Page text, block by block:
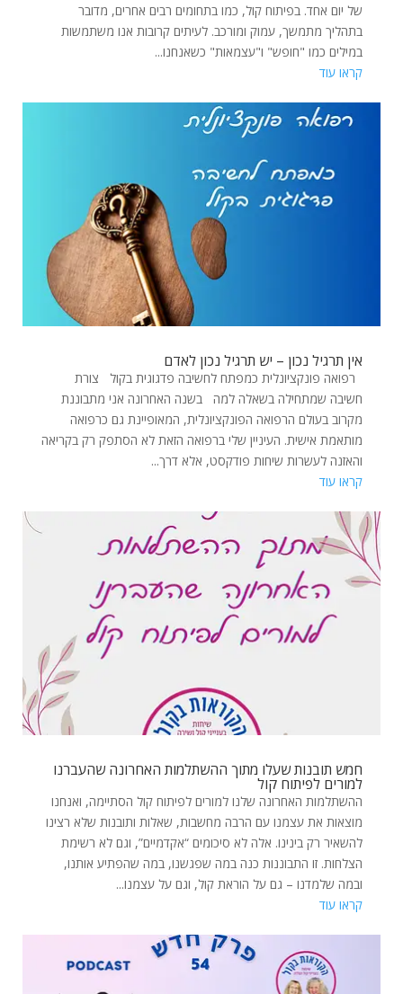
של יום אחד. בפיתוח קול, כמו בתחומים רבים אחרים, מדובר
בתהליך מתמשך, עמוק ומורכב. לעיתים קרובות אנו משתמשות
במילים כמו "חופש" ו"עצמאות" כשאנחנו...
קראו עוד
אין תרגיל נכון – יש תרגיל נכון לאדם
רפואה פונקציונלית כמפתח לחשיבה פדגוגית בקול צורת
חשיבה שמתחילה בשאלה למה בשנה האחרונה אני מתבוננת
מקרוב בעולם הרפואה הפונקציונלית, המאופיינת גם כרפואה
מותאמת אישית. העיניין שלי ברפואה הזאת לא הסתפק רק בקריאה
והאזנה לעשרות שיחות פודקסט, אלא דרך...
קראו עוד
חמש תובנות שעלו מתוך ההשתלמות האחרונה שהעברנו
למורים לפיתוח קול
ההשתלמות האחרונה שלנו למורים לפיתוח קול הסתיימה, ואנחנו
מוצאות את עצמנו עם הרבה מחשבות, שאלות ותובנות שלא רצינו
להשאיר רק בינינו. אלה לא סיכומים “אקדמיים”, וגם לא רשימת
הצלחות. זו התבוננות כנה במה שפגשנו, במה שהפתיע אותנו,
ובמה שלמדנו – גם על הוראת קול, וגם על עצמנו...
קראו עוד